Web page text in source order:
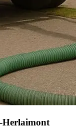
Herlaimont